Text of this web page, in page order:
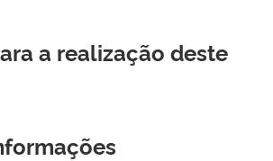
a realização deste